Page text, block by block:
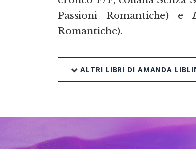
Passioni Romantiche) e
Romantiche).
ALTRI LIBRI DI AMANDA